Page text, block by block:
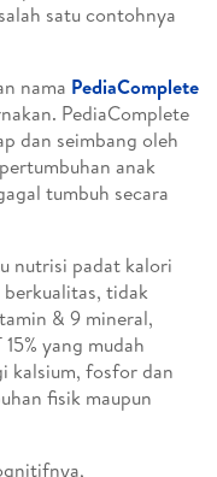
satu contohnya
nama PediaComplete
PediaComplete
dan seimbang oleh
anak
tumbuh secara
nutrisi padat kalori
tidak
& 9 mineral,
yang mudah
kalsium, fosfor dan
fisik maupun